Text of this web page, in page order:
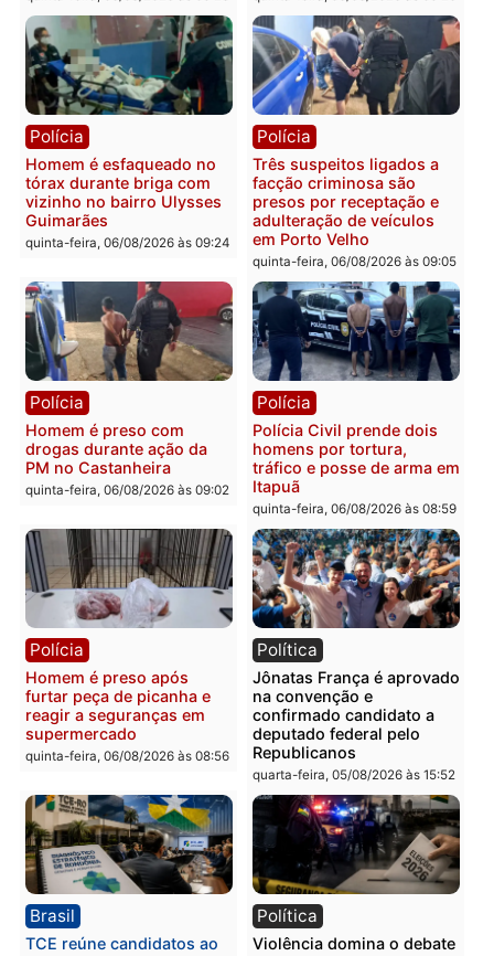
Polícia
Tragédia na BR-364:
colisão entre caminhão e
carro deixa quatro mortos
em Porto Velho
quinta-feira, 06/08/2026 às 20:51
Política
Ministro Dias Tofolli , do
TSE, determina
e processamento da
que pode levar à perda
mandato da prefeita de
Pimenta Bueno
quinta-feira, 06/08/2026 às
Polícia
Policiais militares
recuperam moto furtada e
prendem trio na zona
Leste
quinta-feira, 06/08/2026 às 09:28
Polícia
Jovem é encontrado
na Rua dos Cravos e
é investigado pela
em RO
quinta-feira, 06/08/2026 às
Polícia
Homem é esfaqueado no
tórax durante briga com
vizinho no bairro Ulysses
Guimarães
quinta-feira, 06/08/2026 às 09:24
Polícia
Três suspeitos ligados a
facção criminosa são
presos por receptação e
adulteração de veículos
em Porto Velho
Polícia Polícia